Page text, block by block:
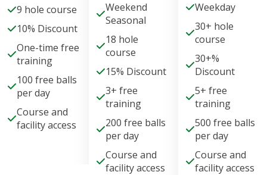
9 hole course
10% Discount
One-time free
training
100 free balls
per day
Course and
facility access
Weekend
Seasonal
18 hole
course
15% Discount
3+ free
training
200 free balls
per day
Course and
facility access
Weekday
30+ hole
course
30+%
Discount
5+ free
training
500 free balls
per day
Course and
facility access